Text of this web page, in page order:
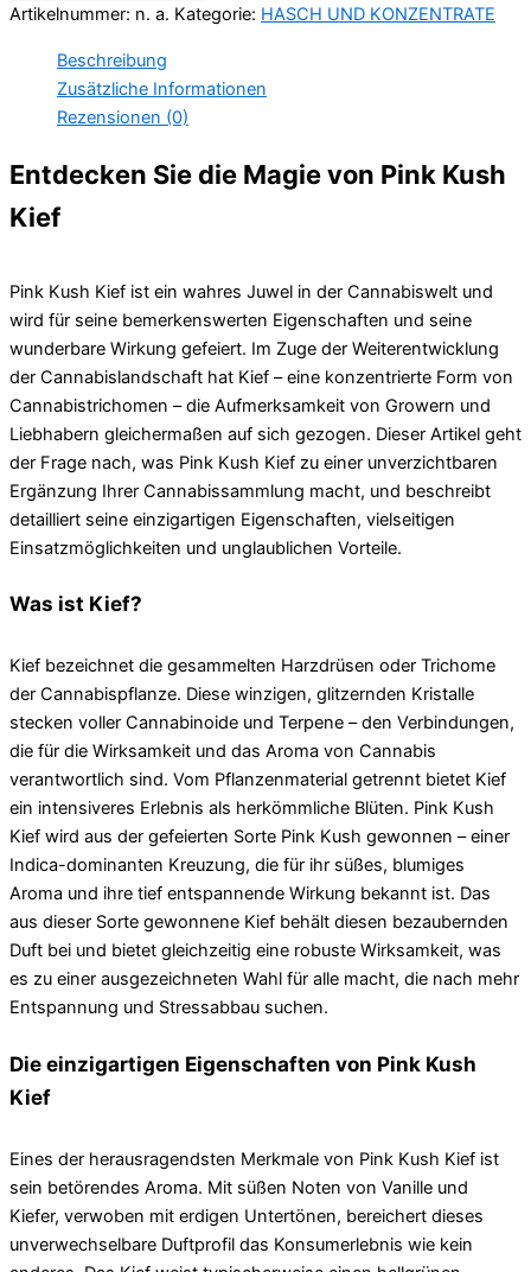
Artikelnummer: n. a. Kategorie: HASCH UND KONZENTRATE
Beschreibung
Zusätzliche Informationen
Rezensionen (0)
Entdecken Sie die Magie von Pink Kush
Kief
Pink Kush Kief ist ein wahres Juwel in der Cannabiswelt und
wird für seine bemerkenswerten Eigenschaften und seine
wunderbare Wirkung gefeiert. Im Zuge der Weiterentwicklung
der Cannabislandschaft hat Kief – eine konzentrierte Form von
Cannabistrichomen – die Aufmerksamkeit von Growern und
Liebhabern gleichermaßen auf sich gezogen. Dieser Artikel geht
der Frage nach, was Pink Kush Kief zu einer unverzichtbaren
Ergänzung Ihrer Cannabissammlung macht, und beschreibt
detailliert seine einzigartigen Eigenschaften, vielseitigen
Einsatzmöglichkeiten und unglaublichen Vorteile.
Was ist Kief?
Kief bezeichnet die gesammelten Harzdrüsen oder Trichome
der Cannabispflanze. Diese winzigen, glitzernden Kristalle
stecken voller Cannabinoide und Terpene – den Verbindungen,
die für die Wirksamkeit und das Aroma von Cannabis
verantwortlich sind. Vom Pflanzenmaterial getrennt bietet Kief
ein intensiveres Erlebnis als herkömmliche Blüten. Pink Kush
Kief wird aus der gefeierten Sorte Pink Kush gewonnen – einer
Indica-dominanten Kreuzung, die für ihr süßes, blumiges
Aroma und ihre tief entspannende Wirkung bekannt ist. Das
aus dieser Sorte gewonnene Kief behält diesen bezaubernden
Duft bei und bietet gleichzeitig eine robuste Wirksamkeit, was
es zu einer ausgezeichneten Wahl für alle macht, die nach mehr
Entspannung und Stressabbau suchen.
Die einzigartigen Eigenschaften von Pink Kush
Kief
Eines der herausragendsten Merkmale von Pink Kush Kief ist
sein betörendes Aroma. Mit süßen Noten von Vanille und
Kiefer, verwoben mit erdigen Untertönen, bereichert dieses
unverwechselbare Duftprofil das Konsumerlebnis wie kein